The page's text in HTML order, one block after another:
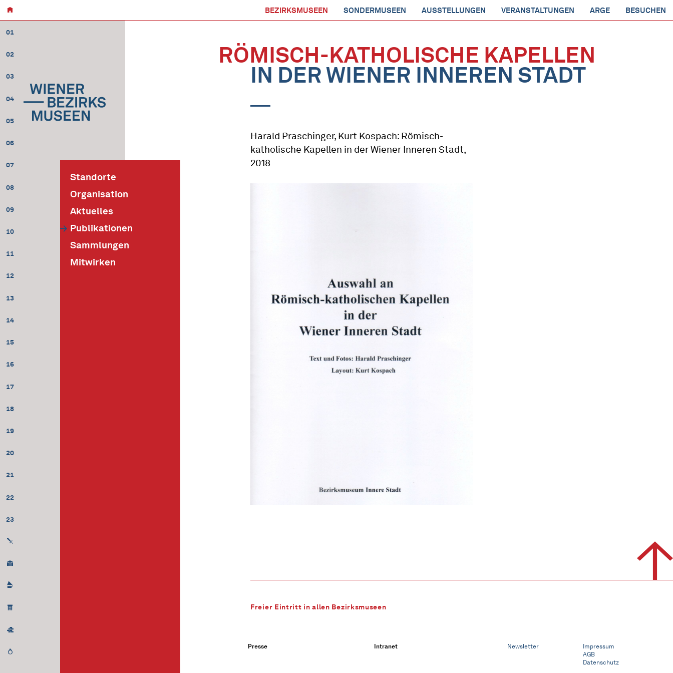
BEZIRKSMUSEEN SONDERMUSEEN AUSSTELLUNGEN VERANSTALTUNGEN ARGE BESUCHEN
01
02
03
04
05
06
07
08
09
10
11
12
13
14
15
16
17
18
19
20
21
22
23
Standorte
Organisation
Aktuelles
Publikationen
Sammlungen
Mitwirken
RÖMISCH-KATHOLISCHE KAPELLEN
IN DER WIENER INNEREN STADT
Harald Praschinger, Kurt Kospach: Römisch-
katholische Kapellen in der Wiener Inneren Stadt,
2018
Freier Eintritt in allen Bezirksmuseen
Presse Intranet Newsletter
Impressum
AGB
Datenschutz